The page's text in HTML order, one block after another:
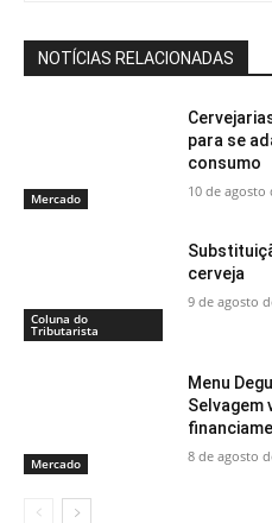
NOTÍCIAS RELACIONADAS
Mercado
para se
consumo
10 de agosto
Coluna do
Tributarista
cerveja
9 de agosto
Mercado
Menu
Selvagem
8 de agosto